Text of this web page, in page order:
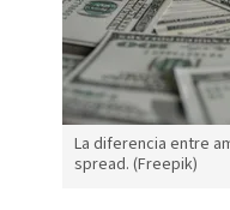
La diferencia entre
spread. (Freepik)